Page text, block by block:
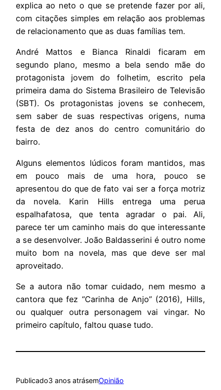
explica ao neto o que se pretende fazer por ali,
com citações simples em relação aos problemas
de relacionamento que as duas famílias tem.
André Mattos e Bianca Rinaldi ficaram em
segundo plano, mesmo a bela sendo mãe do
protagonista jovem do folhetim, escrito pela
primeira dama do Sistema Brasileiro de Televisão
(SBT). Os protagonistas jovens se conhecem,
sem saber de suas respectivas origens, numa
festa de dez anos do centro comunitário do
bairro.
Alguns elementos lúdicos foram mantidos, mas
em pouco mais de uma hora, pouco se
apresentou do que de fato vai ser a força motriz
da novela. Karin Hills entrega uma perua
espalhafatosa, que tenta agradar o pai. Ali,
parece ter um caminho mais do que interessante
a se desenvolver. João Baldasserini é outro nome
muito bom na novela, mas que deve ser mal
aproveitado.
Se a autora não tomar cuidado, nem mesmo a
cantora que fez “Carinha de Anjo” (2016), Hills,
ou qualquer outra personagem vai vingar. No
primeiro capítulo, faltou quase tudo.
Publicado3 anos atrásemOpinião